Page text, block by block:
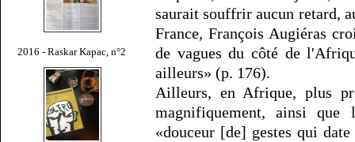
2016 - Raskar Kapac, n°2
saurait souffrir aucun retard,
France, François Augiéras
de vagues du côté de
ailleurs» (p. 176).
Ailleurs, en Afrique, plus
magnifiquement, ainsi
«douceur [de] gestes qui